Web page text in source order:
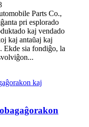
Parts Co.,
pri esplorado
kaj vendado
kaj antaŭaj kaj
Ekde sia fondiĝo, la